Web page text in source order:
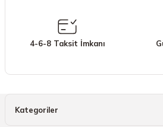
Bu ürüne benzer farklı alternatifler olmalı.
4-6-8 Taksit İmkanı
Kategoriler